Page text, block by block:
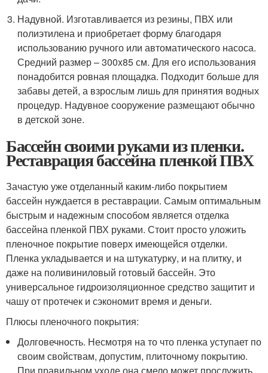
Надувной. Изготавливается из резины, ПВХ или
полиэтилена и приобретает форму благодаря
использованию ручного или автоматического насоса.
Средний размер – 300x85 см. Для его использования
понадобится ровная площадка. Подходит больше для
забавы детей, а взрослым лишь для принятия водных
процедур. Надувное сооружение размещают обычно
в детской зоне.
Бассейн своими руками из пленки.
Реставрация бассейна пленкой ПВХ
Зачастую уже отделанный каким-либо покрытием
бассейн нуждается в реставрации. Самым оптимальным
быстрым и надежным способом является отделка
бассейна пленкой ПВХ руками. Стоит просто уложить
пленочное покрытие поверх имеющейся отделки.
Пленка укладывается и на штукатурку, и на плитку, и
даже на поливиниловый готовый бассейн. Это
универсальное гидроизоляционное средство защитит и
чашу от протечек и сэкономит время и деньги.
Плюсы пленочного покрытия:
Долговечность. Несмотря на то что пленка уступает по
своим свойствам, допустим, плиточному покрытию.